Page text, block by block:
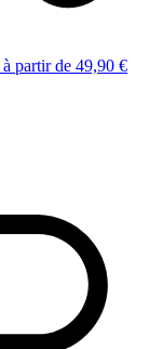
à partir de 49,90 €